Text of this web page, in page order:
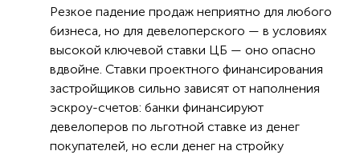
Резкое падение продаж неприятно для любого
бизнеса, но для девелоперского — в условиях
высокой ключевой ставки ЦБ — оно опасно
вдвойне. Ставки проектного финансирования
застройщиков сильно зависят от наполнения
эскроу-счетов: банки финансируют
девелоперов по льготной ставке из денег
покупателей, но если денег на стройку